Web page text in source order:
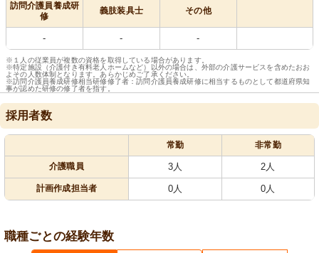
訪問介護員養成研
修
義肢装具士 その他
- - -
※１人の従業員が複数の資格を取得している場合があります。
※特定施設（介護付き有料老人ホームなど）以外の場合は、外部の介護サービスを含めたおお
よその人数体制となります。あらかじめご了承ください。
※訪問介護員養成研修相当研修修了者：訪問介護員養成研修に相当するものとして都道府県知
事が認めた研修の修了者を指す。
採用者数
常勤 非常勤
介護職員 3人 2人
計画作成担当者 0人 0人
職種ごとの経験年数